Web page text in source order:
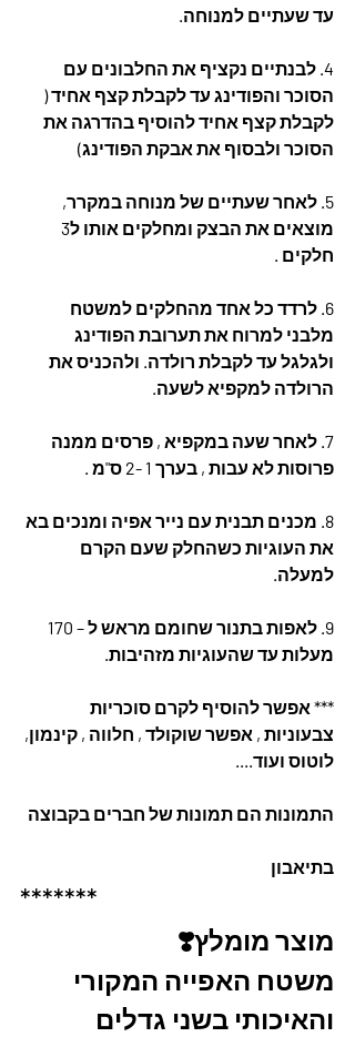
עד שעתיים למנוחה.
4. לבנתיים נקציף את החלבונים עם
הסוכר והפודינג עד לקבלת קצף אחיד (
לקבלת קצף אחיד להוסיף בהדרגה את
הסוכר ולבסוף את אבקת הפודינג)
5. לאחר שעתיים של מנוחה במקרר,
חלקים .
6. לרדד כל אחד מהחלקים למשטח
מלבני למרוח את תערובת הפודינג
ולגלגל עד לקבלת רולדה. ולהכניס את
הרולדה למקפיא לשעה.
7. לאחר שעה במקפיא , פרסים ממנה
פרוסות לא עבות , בערך 1 -2 ס"מ .
8. מכנים תבנית עם נייר אפיה ומנכים בא
את העוגיות כשהחלק שעם הקרם
למעלה.
מעלות עד שהעוגיות מזהיבות.
*** אפשר להוסיף לקרם סוכריות
צבעוניות , אפשר שוקולד , חלווה , קינמון,
לוטוס ועוד....
התמונות הם תמונות של חברים בקבוצה
בתיאבון
*******
מוצר מומלץ❣️
משטח האפייה המקורי
והאיכותי בשני גדלים